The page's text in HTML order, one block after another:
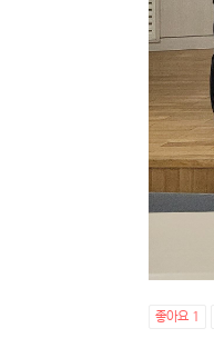
좋아요 1